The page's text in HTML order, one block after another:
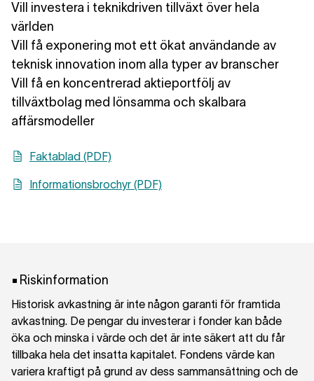
Vill investera i teknikdriven tillväxt över hela
världen
Vill få exponering mot ett ökat användande av
teknisk innovation inom alla typer av branscher
Vill få en koncentrerad aktieportfölj av
tillväxtbolag med lönsamma och skalbara
affärsmodeller
Faktablad (PDF)
Informationsbrochyr (PDF)
Riskinformation
Historisk avkastning är inte någon garanti för framtida
avkastning. De pengar du investerar i fonder kan både
öka och minska i värde och det är inte säkert att du får
tillbaka hela det insatta kapitalet. Fondens värde kan
variera kraftigt på grund av dess sammansättning och de